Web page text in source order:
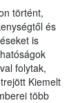
történt,
és
is
folytak,
Kiemelt
több